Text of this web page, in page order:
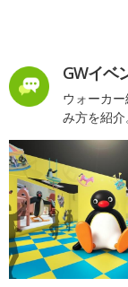
GWイベ
ウォーカ
み方を紹